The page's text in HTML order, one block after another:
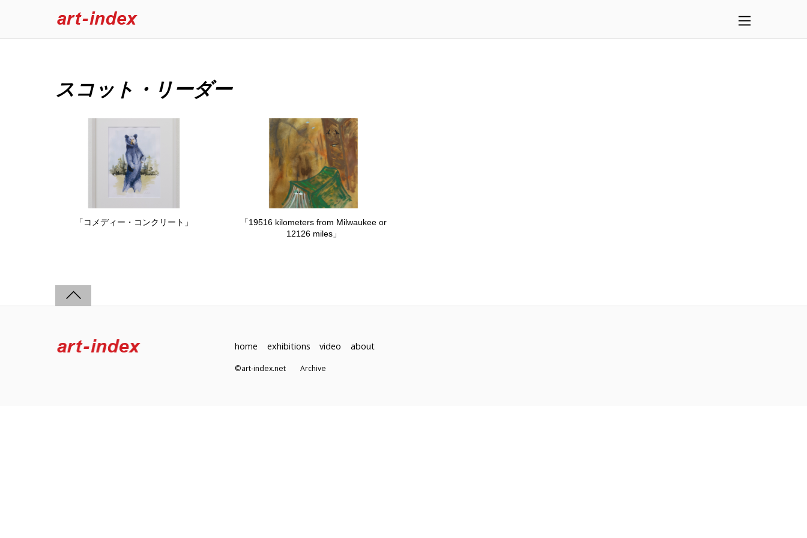
スコット・リーダー
「コメディー・コンクリート」
「19516 kilometers from Milwaukee or
12126 miles」
home exhibitions video about
©art-index.netArchive